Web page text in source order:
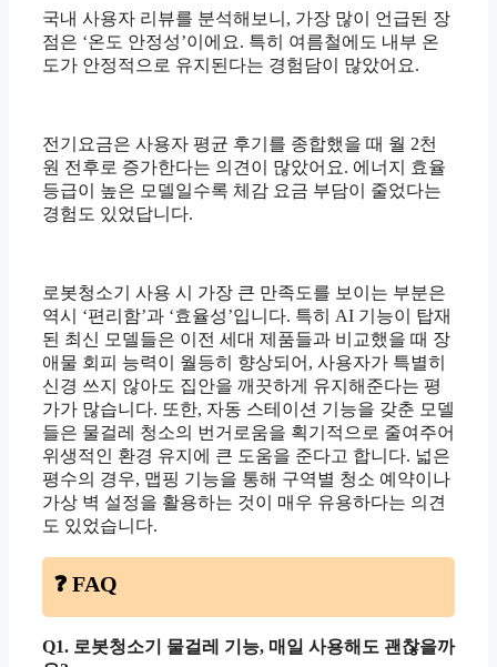
국내 사용자 리뷰를 분석해보니, 가장 많이 언급된 장
점은 ‘온도 안정성’이에요. 특히 여름철에도 내부 온
도가 안정적으로 유지된다는 경험담이 많았어요.
전기요금은 사용자 평균 후기를 종합했을 때 월 2천
원 전후로 증가한다는 의견이 많았어요. 에너지 효율
등급이 높은 모델일수록 체감 요금 부담이 줄었다는
경험도 있었답니다.
로봇청소기 사용 시 가장 큰 만족도를 보이는 부분은
역시 ‘편리함’과 ‘효율성’입니다. 특히 AI 기능이 탑재
된 최신 모델들은 이전 세대 제품들과 비교했을 때 장
애물 회피 능력이 월등히 향상되어, 사용자가 특별히
신경 쓰지 않아도 집안을 깨끗하게 유지해준다는 평
가가 많습니다. 또한, 자동 스테이션 기능을 갖춘 모델
들은 물걸레 청소의 번거로움을 획기적으로 줄여주어
위생적인 환경 유지에 큰 도움을 준다고 합니다. 넓은
평수의 경우, 맵핑 기능을 통해 구역별 청소 예약이나
가상 벽 설정을 활용하는 것이 매우 유용하다는 의견
도 있었습니다.
❓ FAQ
Q1. 로봇청소기 물걸레 기능, 매일 사용해도 괜찮을까